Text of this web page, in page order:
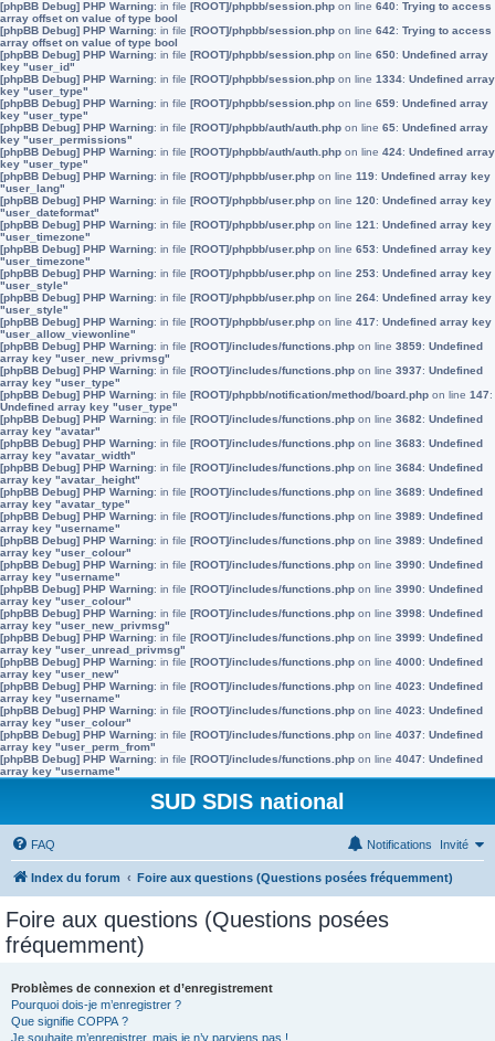
[phpBB Debug] PHP Warning: in file [ROOT]/phpbb/session.php on line 640: Trying to access
array offset on value of type bool
[phpBB Debug] PHP Warning: in file [ROOT]/phpbb/session.php on line 642: Trying to access
array offset on value of type bool
[phpBB Debug] PHP Warning: in file [ROOT]/phpbb/session.php on line 650: Undefined array
key "user_id"
[phpBB Debug] PHP Warning: in file [ROOT]/phpbb/session.php on line 1334: Undefined array
key "user_type"
[phpBB Debug] PHP Warning: in file [ROOT]/phpbb/session.php on line 659: Undefined array
key "user_type"
[phpBB Debug] PHP Warning: in file [ROOT]/phpbb/auth/auth.php on line 65: Undefined array
key "user_permissions"
[phpBB Debug] PHP Warning: in file [ROOT]/phpbb/auth/auth.php on line 424: Undefined array
key "user_type"
[phpBB Debug] PHP Warning: in file [ROOT]/phpbb/user.php on line 119: Undefined array key
"user_lang"
[phpBB Debug] PHP Warning: in file [ROOT]/phpbb/user.php on line 120: Undefined array key
"user_dateformat"
[phpBB Debug] PHP Warning: in file [ROOT]/phpbb/user.php on line 121 : Undefined array key
"user_timezone"
[phpBB Debug] PHP Warning: in file [ROOT]/phpbb/user.php on line 653: Undefined array key
"user_timezone"
[phpBB Debug] PHP Warning: in file [ROOT]/phpbb/user.php on line 253: Undefined array key
"user_style"
[phpBB Debug] PHP Warning: in file [ROOT]/phpbb/user.php on line 264: Undefined array key
"user_style"
[phpBB Debug] PHP Warning: in file [ROOT]/phpbb/user.php on line 417: Undefined array key
"user_allow_viewonline"
[phpBB Debug] PHP Warning: in file [ROOT]/includes/functions.php on line 3859: Undefined
array key "user_new_privmsg"
[phpBB Debug] PHP Warning: in file [ROOT]/includes/functions.php on line 3937: Undefined
array key "user_type"
[phpBB Debug] PHP Warning: in file [ROOT]/phpbb/notification/method/board.php on line 147:
Undefined array key "user_type"
[phpBB Debug] PHP Warning: in file [ROOT]/includes/functions.php on line 3682: Undefined
array key "avatar"
[phpBB Debug] PHP Warning: in file [ROOT]/includes/functions.php on line 3683: Undefined
array key "avatar_width"
[phpBB Debug] PHP Warning: in file [ROOT]/includes/functions.php on line 3684: Undefined
array key "avatar_height"
[phpBB Debug] PHP Warning: in file [ROOT]/includes/functions.php on line 3689: Undefined
array key "avatar_type"
[phpBB Debug] PHP Warning: in file [ROOT]/includes/functions.php on line 3989: Undefined
array key "username"
[phpBB Debug] PHP Warning: in file [ROOT]/includes/functions.php on line 3989: Undefined
array key "user_colour"
[phpBB Debug] PHP Warning: in file [ROOT]/includes/functions.php on line 3990: Undefined
array key "username"
[phpBB Debug] PHP Warning: in file [ROOT]/includes/functions.php on line 3990: Undefined
array key "user_colour"
[phpBB Debug] PHP Warning: in file [ROOT]/includes/functions.php on line 3998: Undefined
array key "user_new_privmsg"
[phpBB Debug] PHP Warning: in file [ROOT]/includes/functions.php on line 3999: Undefined
array key "user_unread_privmsg"
[phpBB Debug] PHP Warning: in file [ROOT]/includes/functions.php on line 4000: Undefined
array key "user_new"
[phpBB Debug] PHP Warning: in file [ROOT]/includes/functions.php on line 4023: Undefined
array key "username"
[phpBB Debug] PHP Warning: in file [ROOT]/includes/functions.php on line 4023: Undefined
array key "user_colour"
[phpBB Debug] PHP Warning: in file [ROOT]/includes/functions.php on line 4037: Undefined
array key "user_perm_from"
[phpBB Debug] PHP Warning: in file [ROOT]/includes/functions.php on line 4047: Undefined
array key "username"
SUD SDIS national
FAQ Invité
Notifications
Index du forum Foire aux questions (Questions posées fréquemment)
Foire aux questions (Questions posées
fréquemment)
Problèmes de connexion et d’enregistrement
Pourquoi dois-je m’enregistrer ?
Que signifie COPPA ?
Je souhaite m’enregistrer, mais je n’y parviens pas !